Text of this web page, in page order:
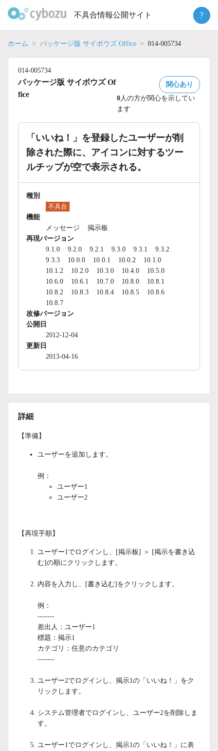
不具合情報公開サイト ?
ホーム パッケージ版 サイボウズ Office 014-005734
014-005734
パッケージ版 サイボウズ Of
fice
関心あり
0人の方が関心を示してい
ます
「いいね！」を登録したユーザーが削
除された際に、アイコンに対するツー
ルチップが空で表示される。
種別
不具合
機能
メッセージ
掲示板
再現バージョン
9.1.0
9.2.0 9.2.1 9.3.0 9.3.1
9.3.2
9.3.3
10.0.0 10.0.1 10.0.2
10.1.0
10.1.2
10.2.0 10.3.0 10.4.0
10.5.0
10.6.0
10.6.1 10.7.0 10.8.0
10.8.1
10.8.2
10.8.3 10.8.4 10.8.5
10.8.6
10.8.7
改修バージョン
公開日
2012-12-04
更新日
2013-04-16
詳細
【準備】
ユーザーを追加します。
例：
ユーザー1
ユーザー2
【再現手順】
ユーザー1でログインし、[掲示板] ＞ [掲示を書き込
む]の順にクリックします。
内容を入力し、[書き込む]をクリックします。
例：
-------
差出人：ユーザー1
標題：掲示1
カテゴリ：任意のカテゴリ
-------
ユーザー2でログインし、掲示1の「いいね！」をク
リックします。
システム管理者でログインし、ユーザー2を削除しま
す。
ユーザー1でログインし、掲示1の「いいね！」に表